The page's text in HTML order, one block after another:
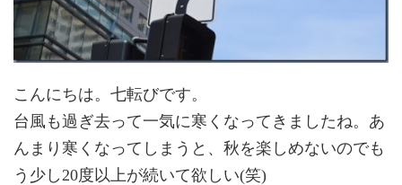
こんにちは。七転びです。
台風も過ぎ去って一気に寒くなってきましたね。あ
んまり寒くなってしまうと、秋を楽しめないのでも
う少し20度以上が続いて欲しい(笑)